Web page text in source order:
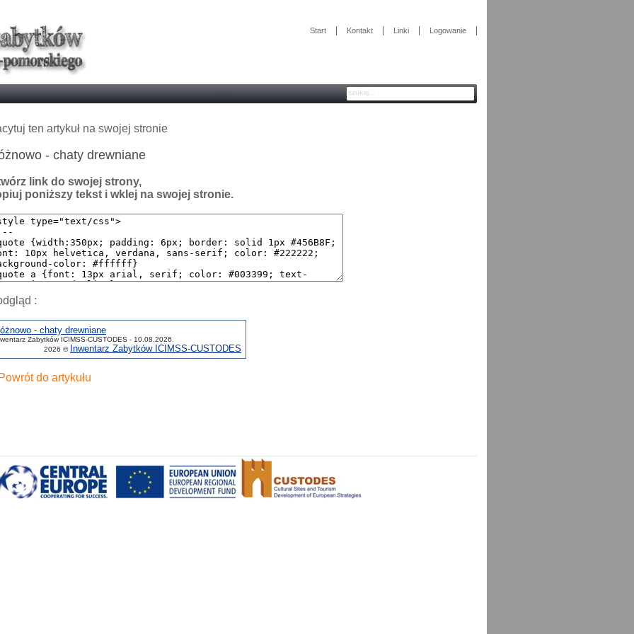
Start Kontakt Linki Logowanie
ten artykuł na swojej stronie
- chaty drewniane
link do swojej strony,
poniższy tekst i wklej na swojej stronie.
:
- chaty drewniane
Zabytków ICIMSS-CUSTODES - 10.08.2026.
2026 © Inwentarz Zabytków ICIMSS-CUSTODES
do artykułu